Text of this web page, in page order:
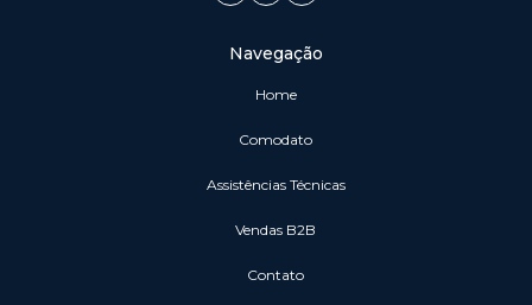
Navegação
Home
Comodato
Assistências Técnicas
vendas B2B
Contato